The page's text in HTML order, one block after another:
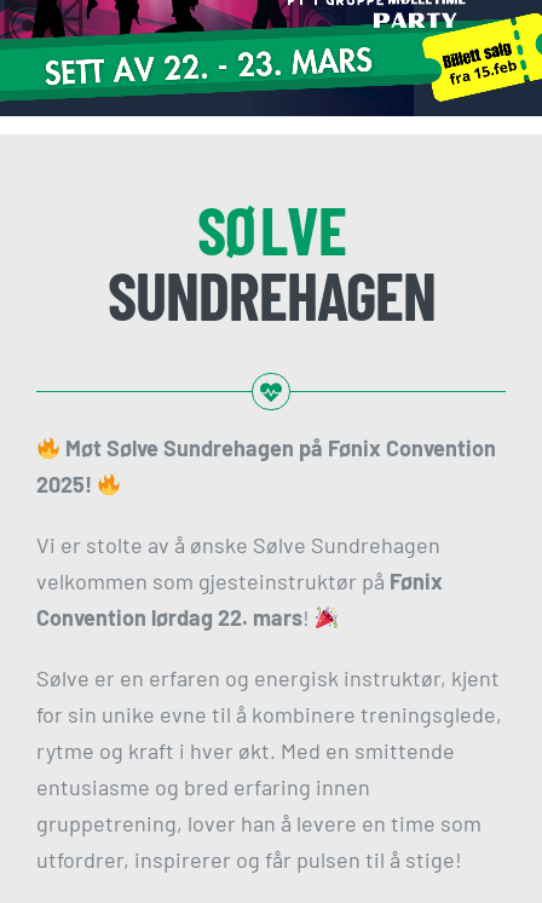
SØLVE
SUNDREHAGEN
Møt Sølve Sundrehagen på Fønix Convention
2025!
Vi er stolte av å ønske Sølve Sundrehagen
velkommen som gjesteinstruktør på Fønix
Convention lørdag 22. mars!
Sølve er en erfaren og energisk instruktør, kjent
for sin unike evne til å kombinere treningsglede,
rytme og kraft i hver økt. Med en smittende
entusiasme og bred erfaring innen
gruppetrening, lover han å levere en time som
utfordrer, inspirerer og får pulsen til å stige!